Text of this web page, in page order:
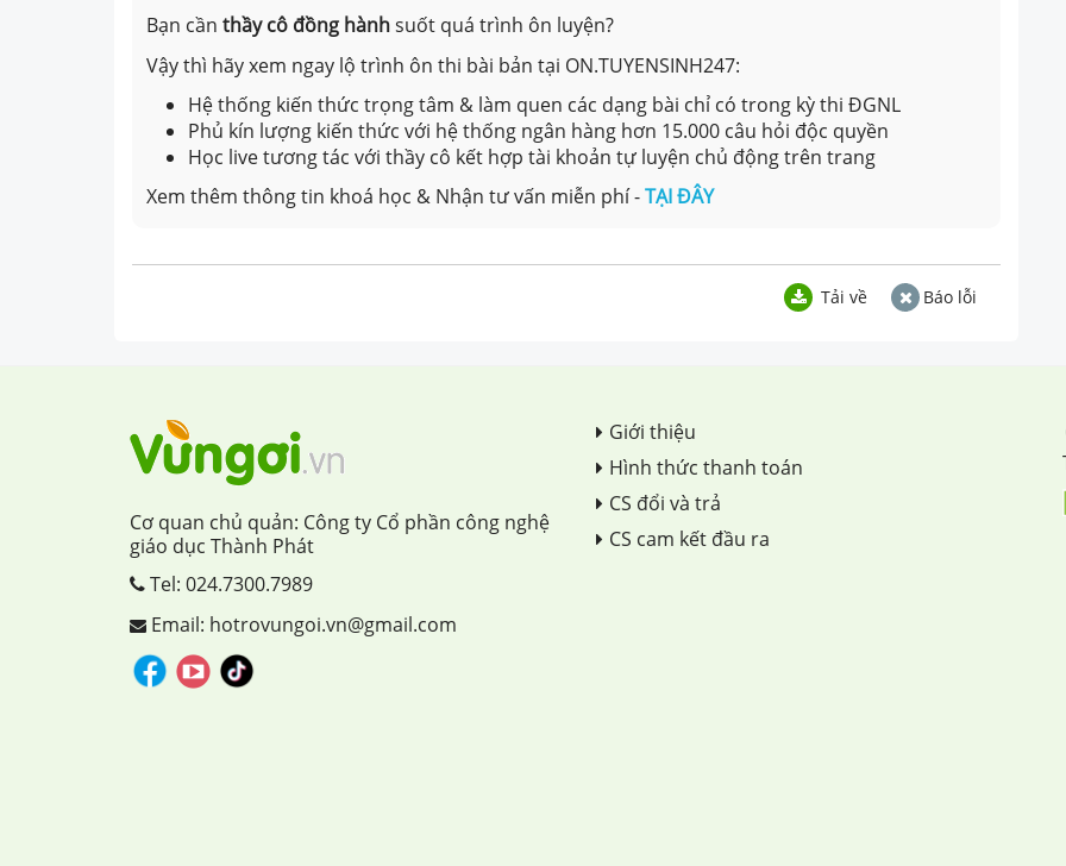
Bạn cần thầy cô đồng hànhsuốt quá trình ôn luyện?
Vậy thì hãy xem ngay lộ trình ôn thi bài bản tại ON.TUYENSINH247:
Hệ thống kiến thức trọng tâm & làm quen các dạng bài chỉ có trong kỳ thi ĐGNL
Phủ kín lượng kiến thức với hệ thống ngân hàng hơn 15.000 câu hỏi độc quyền
Học live tương tác với thầy cô kết hợp tài khoản tự luyện chủ động trên trang
Xem thêm thông tin khoá học & Nhận tư vấn miễn phí -TẠI ĐÂY
Tải về Báo lỗi
Cơ quan chủ quản: Công ty Cổ phần công nghệ
giáo dục Thành Phát
Tel: 024.7300.7989
Email: hotrovungoi.vn@gmail.com
Giới thiệu
Hình thức thanh toán
CS đổi và trả
CS cam kết đầu ra